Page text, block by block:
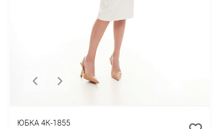
ЮБКА 4К-1855